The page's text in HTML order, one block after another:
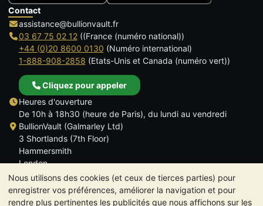
Nous utilisons des cookies (et ceux de tierces parties) pour
enregistrer vos préférences, améliorer la navigation et pour
rendre plus pertinentes les publicités que nous affichons sur les
Contact
assistance@bullionvault.fr
03 67 75 02 12((France (numéro national))
+44 (0)20 8600 0130 (Numéro international)
1-888-908-2858 (Etats-Unis et Canada (numéro vert))
Cliquez pour appeler
Heures d'ouverture
De 10h à 18h30 (heure de Paris), du lundi au vendredi
BullionVault (Galmarley Ltd)
3 Shortlands (7th Floor)
Hammersmith
London
W6 8DA
ROYAUME UNI